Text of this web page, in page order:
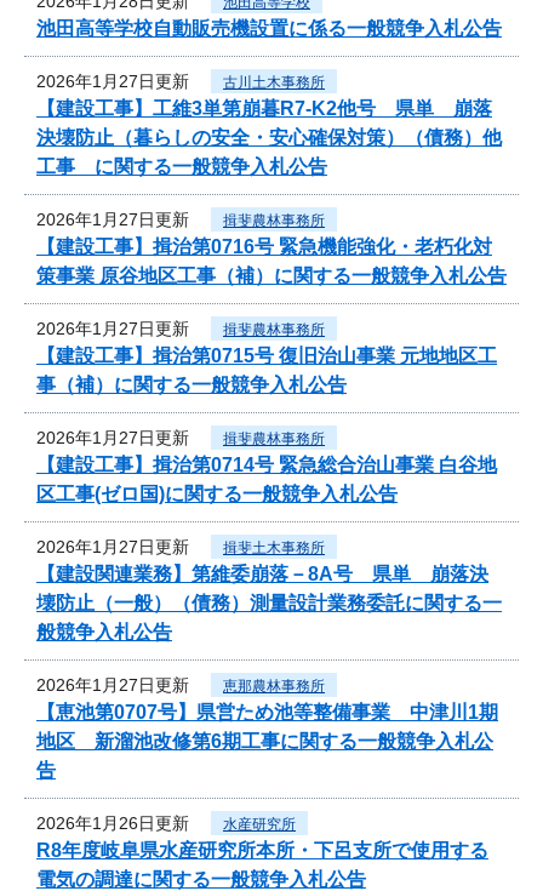
池田高等学校自動販売機設置に係る一般競争入札公告
2026年1月27日更新 古川土木事務所
【建設工事】工維3単第崩暮R7-K2他号 県単 崩落
決壊防止（暮らしの安全・安心確保対策）（債務）他
工事 に関する一般競争入札公告
2026年1月27日更新 揖斐農林事務所
【建設工事】揖治第0716号 緊急機能強化・老朽化対
策事業 原谷地区工事（補）に関する一般競争入札公告
2026年1月27日更新 揖斐農林事務所
【建設工事】揖治第0715号 復旧治山事業 元地地区工
事（補）に関する一般競争入札公告
2026年1月27日更新 揖斐農林事務所
【建設工事】揖治第0714号 緊急総合治山事業 白谷地
区工事(ゼロ国)に関する一般競争入札公告
2026年1月27日更新 揖斐土木事務所
【建設関連業務】第維委崩落－8A号 県単 崩落決
壊防止（一般）（債務）測量設計業務委託に関する一
般競争入札公告
2026年1月27日更新 恵那農林事務所
【恵池第0707号】県営ため池等整備事業 中津川1期
地区 新溜池改修第6期工事に関する一般競争入札公
告
2026年1月26日更新 水産研究所
R8年度岐阜県水産研究所本所・下呂支所で使用する
電気の調達に関する一般競争入札公告